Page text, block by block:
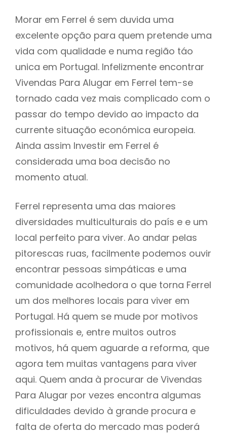
Morar em Ferrel é sem duvida uma
excelente opção para quem pretende uma
vida com qualidade e numa região táo
unica em Portugal. Infelizmente encontrar
Vivendas Para Alugar em Ferrel tem-se
tornado cada vez mais complicado com o
passar do tempo devido ao impacto da
currente situação económica europeia.
Ainda assim Investir em Ferrel é
considerada uma boa decisão no
momento atual.
Ferrel representa uma das maiores
diversidades multiculturais do país e e um
local perfeito para viver. Ao andar pelas
pitorescas ruas, facilmente podemos ouvir
encontrar pessoas simpáticas e uma
comunidade acolhedora o que torna Ferrel
um dos melhores locais para viver em
Portugal. Há quem se mude por motivos
profissionais e, entre muitos outros
motivos, há quem aguarde a reforma, que
agora tem muitas vantagens para viver
aqui. Quem anda à procurar de Vivendas
Para Alugar por vezes encontra algumas
dificuldades devido à grande procura e
falta de oferta do mercado mas poderá